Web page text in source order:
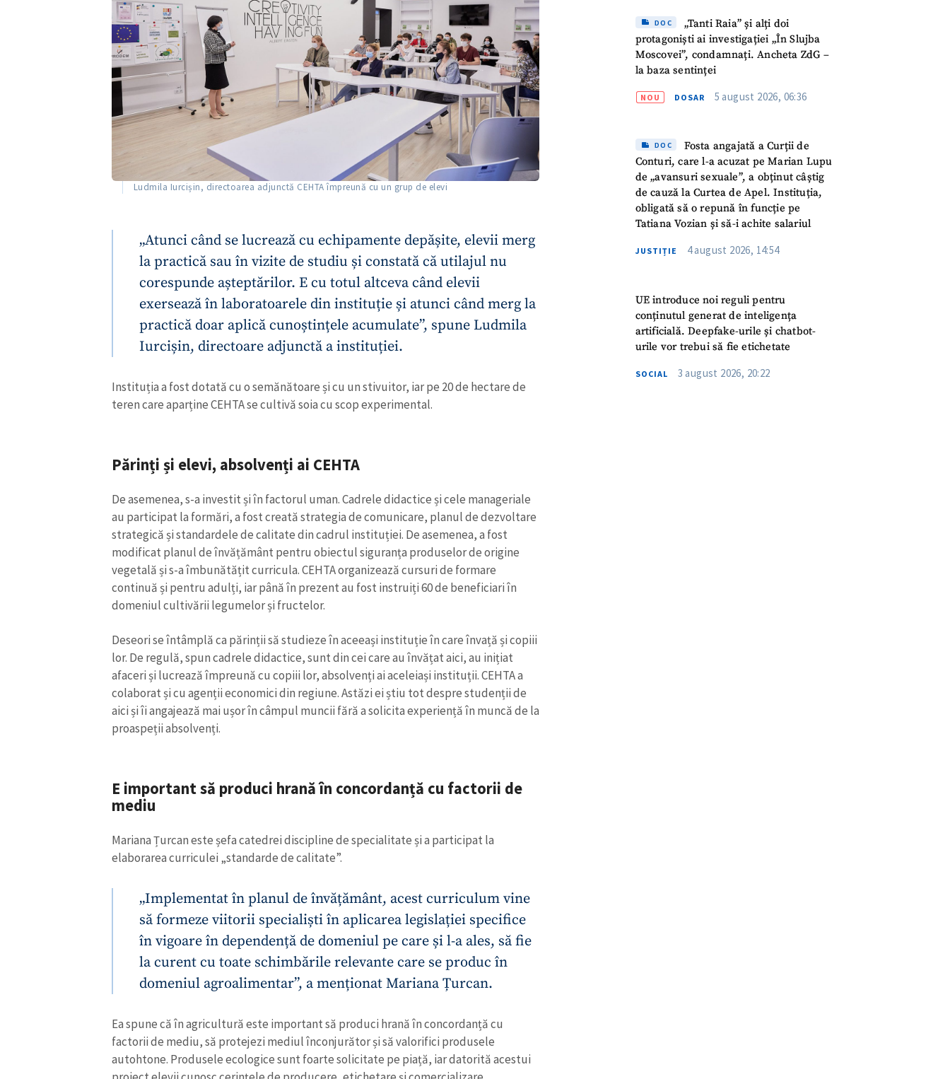
Ludmila Iurcișin, directoarea adjunctă CEHTA împreună cu un grup de elevi
„Atunci când se lucrează cu echipamente depășite, elevii merg
la practică sau în vizite de studiu și constată că utilajul nu
corespunde așteptărilor. E cu totul altceva când elevii
exersează în laboratoarele din instituție și atunci când merg la
practică doar aplică cunoștințele acumulate”, spune Ludmila
Iurcișin, directoare adjunctă a instituției.
Instituția a fost dotată cu o semănătoare și cu un stivuitor, iar pe 20 de hectare de
teren care aparține CEHTA se cultivă soia cu scop experimental.
Părinți și elevi, absolvenți ai CEHTA
De asemenea, s-a investit și în factorul uman. Cadrele didactice și cele manageriale
au participat la formări, a fost creată strategia de comunicare, planul de dezvoltare
strategică și standardele de calitate din cadrul instituției. De asemenea, a fost
modificat planul de învățământ pentru obiectul siguranța produselor de origine
vegetală și s-a îmbunătățit curricula. CEHTA organizează cursuri de formare
continuă și pentru adulți, iar până în prezent au fost instruiți 60 de beneficiari în
domeniul cultivării legumelor și fructelor.
Deseori se întâmplă ca părinții să studieze în aceeași instituție în care învață și copiii
lor. De regulă, spun cadrele didactice, sunt din cei care au învățat aici, au inițiat
afaceri și lucrează împreună cu copiii lor, absolvenți ai aceleiași instituții. CEHTA a
colaborat și cu agenții economici din regiune. Astăzi ei știu tot despre studenții de
aici și îi angajează mai ușor în câmpul muncii fără a solicita experiență în muncă de la
proaspeții absolvenți.
E important să produci hrană în concordanță cu factorii de
mediu
Mariana Țurcan este șefa catedrei discipline de specialitate și a participat la
elaborarea curriculei „standarde de calitate”.
„Implementat în planul de învățământ, acest curriculum vine
să formeze viitorii specialiști în aplicarea legislației specifice
în vigoare în dependență de domeniul pe care și l-a ales, să fie
la curent cu toate schimbările relevante care se produc în
domeniul agroalimentar”, a menționat Mariana Țurcan.
Ea spune că în agricultură este important să produci hrană în concordanță cu
factorii de mediu, să protejezi mediul înconjurător și să valorifici produsele
autohtone. Produsele ecologice sunt foarte solicitate pe piață, iar datorită acestui
DOC
„Tanti Raia” și alți doi
protagoniști ai investigației „În Slujba
Moscovei”, condamnați. Ancheta ZdG –
la baza sentinței
NOU DOSAR 5 august 2026, 06:36
DOC
Fosta angajată a Curții de
Conturi, care l-a acuzat pe Marian Lupu
de „avansuri sexuale”, a obținut câștig
de cauză la Curtea de Apel. Instituția,
obligată să o repună în funcție pe
Tatiana Vozian și să-i achite salariul
JUSTIȚIE 4 august 2026, 14:54
UE introduce noi reguli pentru
conținutul generat de inteligența
artificială. Deepfake-urile și chatbot-
urile vor trebui să fie etichetate
SOCIAL 3 august 2026, 20:22
ȘTIREA MEA
Titlu știre + Adaugă titlu
Fotografie + Încarcă imagine
+ Link media
CONTACT SURSĂ
+ Numele meu
+ Telefon personal
Am citit și sunt de acord cupolitica de
TRIMITE ȘTIREA